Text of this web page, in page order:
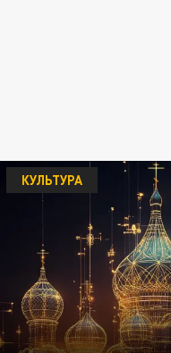
КУЛЬТУРА